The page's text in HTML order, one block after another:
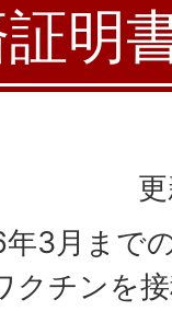
明
3月まで
クチンを